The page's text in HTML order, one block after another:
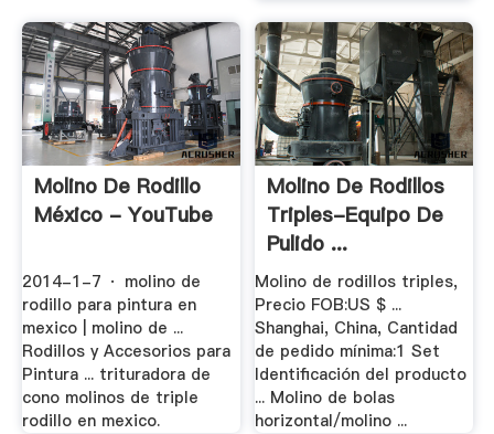
Molino De Rodillo
México - YouTube
2014-1-7 · molino de
rodillo para pintura en
mexico | molino de ...
Rodillos y Accesorios para
Pintura ... trituradora de
cono molinos de triple
rodillo en mexico.
Molino De Rodillos
Triples-Equipo De
Pulido ...
Molino de rodillos triples,
Precio FOB:US $ ...
Shanghai, China, Cantidad
de pedido mínima:1 Set
Identificación del producto
... Molino de bolas
horizontal/molino ...